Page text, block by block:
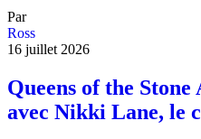
Par
Ross
16 juillet 2026
Queens of the Stone
avec Nikki Lane, le